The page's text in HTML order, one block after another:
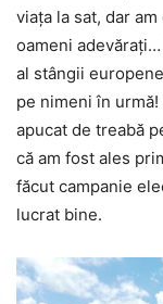
viața la sat, dar
oameni adevărați…
al stângii
pe nimeni în
apucat de treabă
că am fost ales
făcut campanie
lucrat bine.